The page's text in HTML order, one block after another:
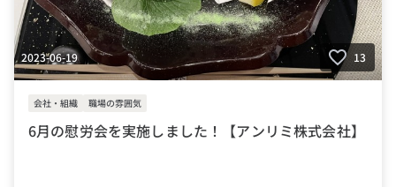
2023-06-19 13
会社・組織 職場の雰囲気
6月の慰労会を実施しました！【アンリミ株式会社】